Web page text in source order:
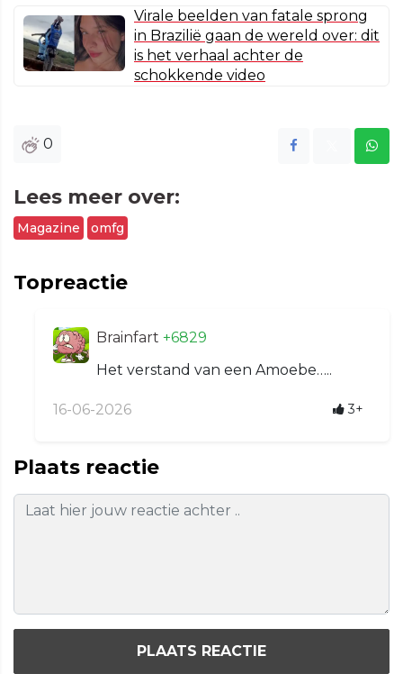
Virale beelden van fatale sprong
in Brazilië gaan de wereld over: dit
is het verhaal achter de
schokkende video
0
Lees meer over:
Magazine omfg
Topreactie
Brainfart +6829
Het verstand van een Amoebe…..
16-06-2026 3+
Plaats reactie
PLAATS REACTIE